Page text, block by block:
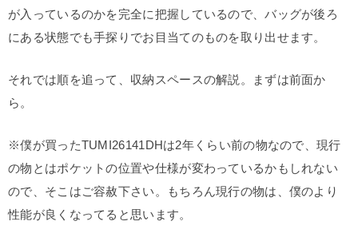
が入っているのかを完全に把握しているので、バッグが後ろ
にある状態でも手探りでお目当てのものを取り出せます。
それでは順を追って、収納スペースの解説。まずは前面か
ら。
※僕が買ったTUMI26141DHは2年くらい前の物なので、現行
の物とはポケットの位置や仕様が変わっているかもしれない
ので、そこはご容赦下さい。もちろん現行の物は、僕のより
性能が良くなってると思います。